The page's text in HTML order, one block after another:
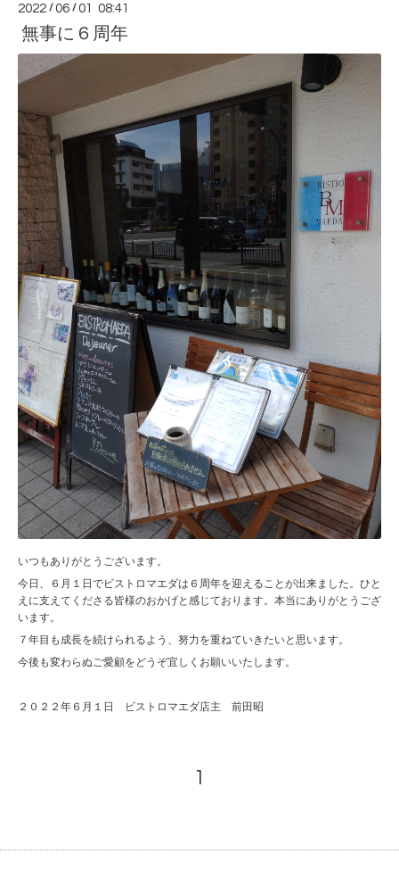
2022 /06 /01 08:41
無事に６周年
いつもありがとうございます。
今日、６月１日でビストロマエダは６周年を迎えることが出来ました。ひと
えに支えてくださる皆様のおかげと感じております。本当にありがとうござ
います。
７年目も成長を続けられるよう、努力を重ねていきたいと思います。
今後も変わらぬご愛顧をどうぞ宜しくお願いいたします。
２０２２年６月１日 ビストロマエダ店主 前田昭
1